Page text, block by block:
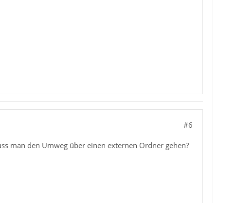
#6
man den Umweg über einen externen Ordner gehen?